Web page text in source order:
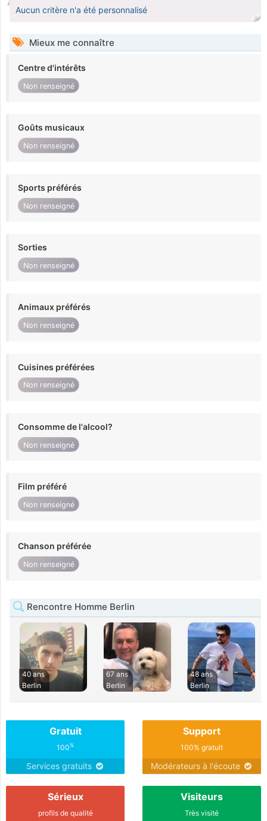
Aucun critère n'a été personnalisé
Mieux me connaître
Centre d'intérêts
Non renseigné
Goûts musicaux
Non renseigné
Sports préférés
Non renseigné
Sorties
Non renseigné
Animaux préférés
Non renseigné
Cuisines préférées
Non renseigné
Consomme de l'alcool?
Non renseigné
Film préféré
Non renseigné
Chanson préférée
Non renseigné
Rencontre Homme Berlin
40 ans
Berlin
67 ans
Berlin
48 ans
Berlin
Gratuit
100%
Services gratuits
Support
100% gratuit
Modérateurs à l'écoute
Sérieux
profils de qualité
Visiteurs
Très visité